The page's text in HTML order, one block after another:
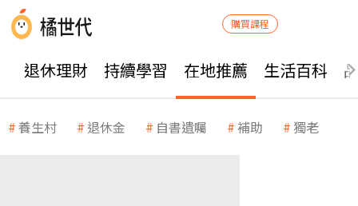
購買課程
退休理財 持續學習 在地推薦 生活百科
養生村 退休金 自書遺囑 補助 獨老